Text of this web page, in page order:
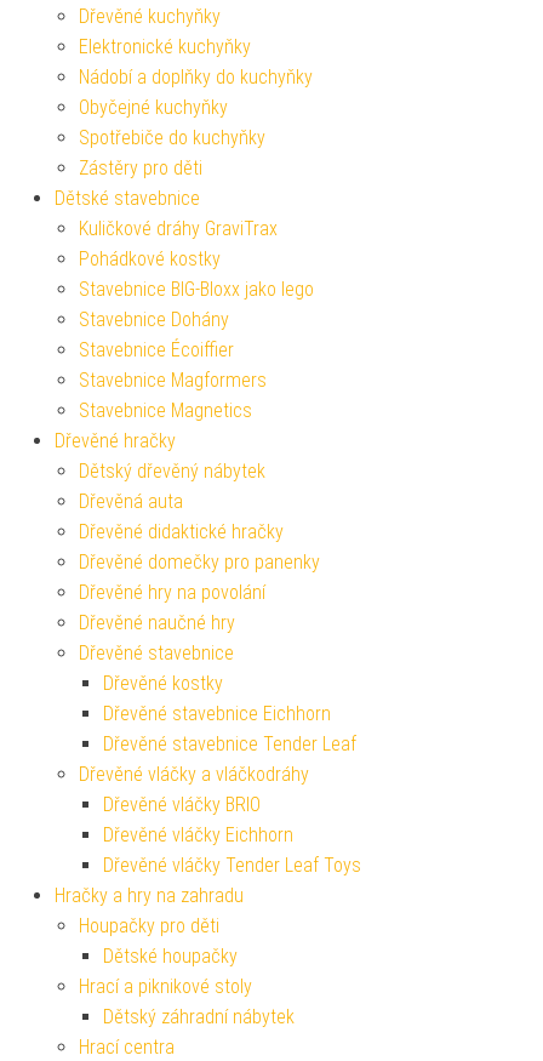
Dřevěné kuchyňky
Elektronické kuchyňky
Nádobí a doplňky do kuchyňky
Obyčejné kuchyňky
Spotřebiče do kuchyňky
Zástěry pro děti
Dětské stavebnice
Kuličkové dráhy GraviTrax
Pohádkové kostky
Stavebnice BIG-Bloxx jako lego
Stavebnice Dohány
Stavebnice Écoiffier
Stavebnice Magformers
Stavebnice Magnetics
Dřevěné hračky
Dětský dřevěný nábytek
Dřevěná auta
Dřevěné didaktické hračky
Dřevěné domečky pro panenky
Dřevěné hry na povolání
Dřevěné naučné hry
Dřevěné stavebnice
Dřevěné kostky
Dřevěné stavebnice Eichhorn
Dřevěné stavebnice Tender Leaf
Dřevěné vláčky a vláčkodráhy
Dřevěné vláčky BRIO
Dřevěné vláčky Eichhorn
Dřevěné vláčky Tender Leaf Toys
Hračky a hry na zahradu
Houpačky pro děti
Dětské houpačky
Hrací a piknikové stoly
Dětský záhradní nábytek
Hrací centra